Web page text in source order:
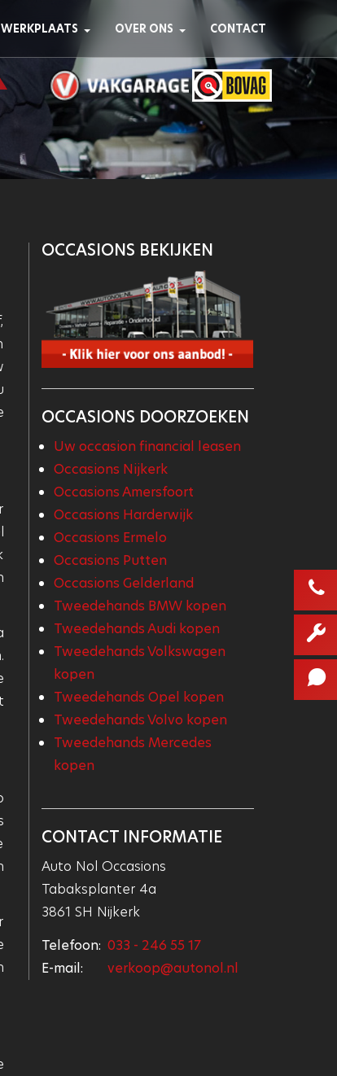
WERKPLAATS OVER ONS CONTACT
OCCASIONS BEKIJKEN
OCCASIONS DOORZOEKEN
Uw occasion financial leasen
Occasions Nijkerk
Occasions Amersfoort
Occasions Harderwijk
Occasions Ermelo
Occasions Putten
Occasions Gelderland
Tweedehands BMW kopen
Tweedehands Audi kopen
Tweedehands Volkswagen
kopen
Tweedehands Opel kopen
Tweedehands Volvo kopen
Tweedehands Mercedes
kopen
CONTACT INFORMATIE
Auto Nol Occasions
Tabaksplanter 4a
3861 SH Nijkerk
Telefoon: 033 - 246 55 17
E-mail:
verkoop@autonol.nl